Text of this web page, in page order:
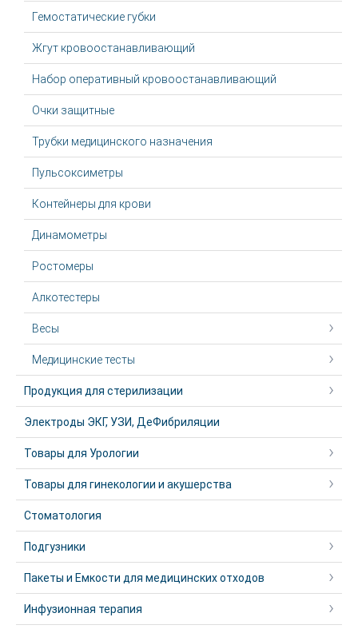
Гемостатические губки
Жгут крoвooстaнaвливaющий
Набор оперативный кровоостанавливающий
Очки защитные
Трубки медицинского назначения
Пульсоксиметры
Контейнеры для крови
Динамометры
Ростомеры
Алкотестеры
Весы
Медицинские тесты
Продукция для стерилизации
Электроды ЭКГ, УЗИ, ДеФибриляции
Товары для Урологии
Товары для гинекологии и акушерства
Стоматология
Подгузники
Пакеты и Емкости для медицинских отходов
Инфузионная терапия